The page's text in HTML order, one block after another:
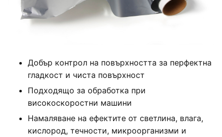
Добър контрол на повърхността за перфектна
гладкост и чиста повърхност
Подходящо за обработка при
високоскоростни машини
Намаляване на ефектите от светлина, влага,
кислород, течности, микроорганизми и